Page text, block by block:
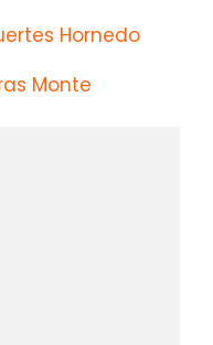
Hornedo
Monte